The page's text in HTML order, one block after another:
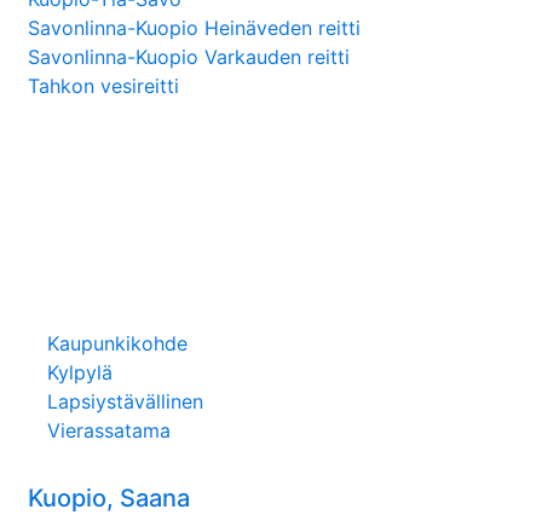
Savonlinna-Kuopio Heinäveden reitti
Savonlinna-Kuopio Varkauden reitti
Tahkon vesireitti
Kaupunkikohde
Kylpylä
Lapsiystävällinen
Vierassatama
Kuopio, Saana